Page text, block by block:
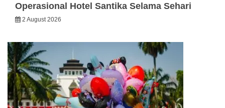
Operasional Hotel Santika Selama Sehari
2 August 2026